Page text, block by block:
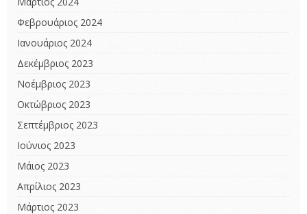
Φεβρουάριος 2024
Ιανουάριος 2024
Δεκέμβριος 2023
Νοέμβριος 2023
Οκτώβριος 2023
Σεπτέμβριος 2023
Ιούνιος 2023
Μάιος 2023
Απρίλιος 2023
Μάρτιος 2023